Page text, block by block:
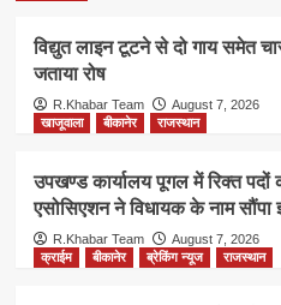
विद्युत लाइन टूटने से दो गाय समेत
जताया रोष
R.Khabar Team
August 7, 2026
खाजूवाला
बीकानेर राजस्थान
उपखण्ड कार्यालय पूगल में रिक्त पदों
एसोसिएशन ने विधायक के नाम सौंपा
R.Khabar Team
August 7, 2026
क्राईम
बीकानेर ब्रेकिंग न्यूज राजस्थान